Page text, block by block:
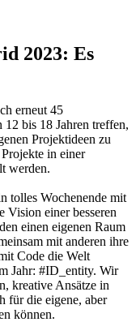
2023: Es
erneut 45
bis 18 Jahren treffen,
Projektideen zu
in einer
werden.
tolles Wochenende mit
Vision einer besseren
einen eigenen Raum
mit anderen ihre
Code die Welt
Jahr: #ID_entity. Wir
kreative Ansätze in
für die eigene, aber
können.